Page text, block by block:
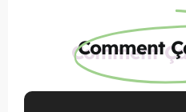
Comment